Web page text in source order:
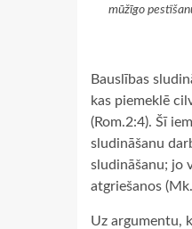
mūžīgo
Bauslības
kas piemeklē
(Rom.2:4). Šī
sludināšanu
sludināšanu; jo
atgriešanos
Uz argumentu,